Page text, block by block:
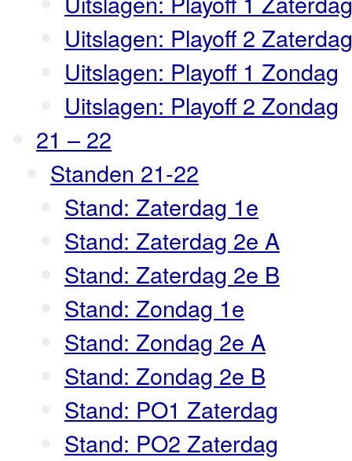
Uitslagen: Playoff 2 Zaterdag
Uitslagen: Playoff 1 Zondag
Uitslagen: Playoff 2 Zondag
21 – 22
Standen 21-22
Stand: Zaterdag 1e
Stand: Zaterdag 2e A
Stand: Zaterdag 2e B
Stand: Zondag 1e
Stand: Zondag 2e A
Stand: Zondag 2e B
Stand: PO1 Zaterdag
Stand: PO2 Zaterdag